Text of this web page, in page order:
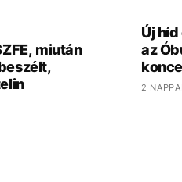
miután
Új
az
2